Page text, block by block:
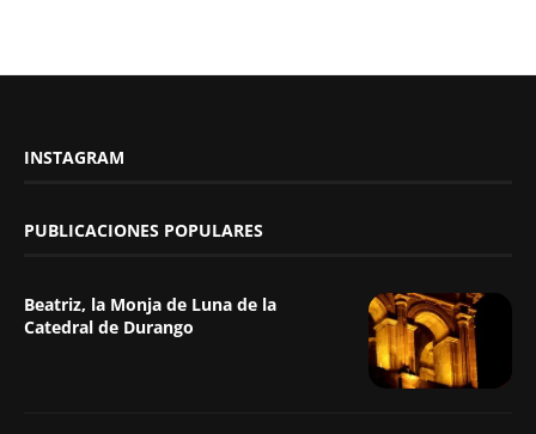
INSTAGRAM
PUBLICACIONES POPULARES
Beatriz, la Monja de Luna de la
Catedral de Durango